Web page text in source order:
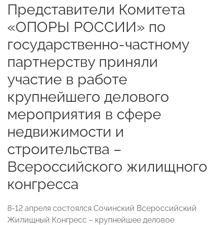
Представители Комитета
«ОПОРЫ РОССИИ» по
государственно-частному
партнерству приняли
участие в работе
крупнейшего делового
мероприятия в сфере
недвижимости и
строительства –
Всероссийского жилищного
конгресса
8-12 апреля состоялся Сочинский Всероссийский
Жилищный Конгресс – крупнейшее деловое